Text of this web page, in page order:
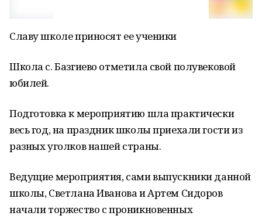
Славу школе приносят ее ученики
Школа с. Базгиево отметила свой полувековой
юбилей.
Подготовка к мероприятию шла практически
весь год, на праздник школы приехали гости из
разных уголков нашей страны.
Ведущие мероприятия, сами выпускники данной
школы, Светлана Иванова и Артем Сидоров
начали торжество с проникновенных